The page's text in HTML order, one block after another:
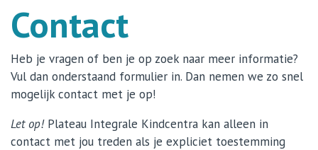
Opvang
Contact
Contact
Heb je vragen of ben je op zoek naar meer informatie?
Vul dan onderstaand formulier in. Dan nemen we zo snel
mogelijk contact met je op!
Let op!Plateau Integrale Kindcentra kan alleen in
contact met jou treden als je expliciet toestemming